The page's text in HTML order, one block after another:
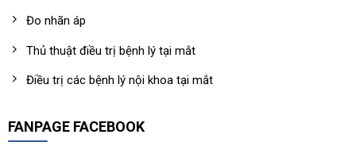
Đo nhãn áp
Thủ thuật điều trị bệnh lý tại mắt
Điều trị các bệnh lý nội khoa tại mắt
FANPAGE FACEBOOK